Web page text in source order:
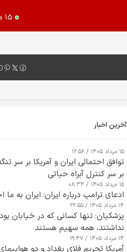
۱۵ مرداد ۱۴۰۵
آخرین اخبار
۱۵ مرداد ۱۴۰۵ / ۱۲:۵۶
توافق احتمالی ایران و آمریکا بر سر
بر سر کنترل آبراه حیاتی
۱۵ مرداد ۱۴۰۵ / ۰۸:۳۴
ادعای ترامپ درباره ایران: ایران به
۱۴ مرداد ۱۴۰۵ / ۲۲:۵۵
پزشکیان: تنها کسانی که در خیابان
نداشتند، همه سهیم هستند
۱۴ مرداد ۱۴۰۵ / ۱۹:۴۷
آمریکا تحریم فلای بغداد و دو